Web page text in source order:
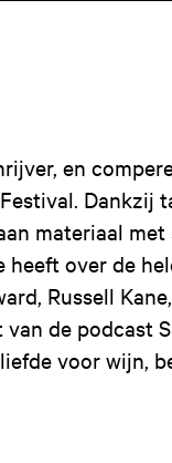
en
Dankzij
materiaal
heeft over de
Russell
de podcast
voor wijn,